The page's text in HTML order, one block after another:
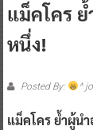
แม็คโคร
หนึ่ง!
Posted By: ^
แม็คโคร ย้ำผู้น